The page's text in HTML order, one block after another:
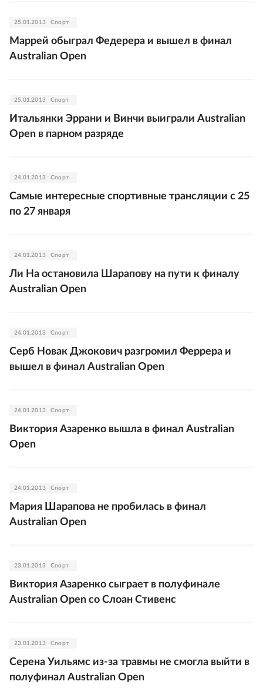
25.01.2013 Спорт
Маррей обыграл Федерера и вышел в финал
Australian Open
25.01.2013 Спорт
Итальянки Эррани и Винчи выиграли Australian
Open в парном разряде
24.01.2013 Спорт
Самые интересные спортивные трансляции с 25
по 27 января
24.01.2013 Спорт
Ли На остановила Шарапову на пути к финалу
Australian Open
24.01.2013 Спорт
Серб Новак Джокович разгромил Феррера и
вышел в финал Australian Open
24.01.2013 Спорт
Виктория Азаренко вышла в финал Australian
Open
24.01.2013 Спорт
Мария Шарапова не пробилась в финал
Australian Open
23.01.2013 Спорт
Виктория Азаренко сыграет в полуфинале
Australian Open со Слоан Стивенс
23.01.2013 Спорт
Серена Уильямс из-за травмы не смогла выйти в
полуфинал Australian Open